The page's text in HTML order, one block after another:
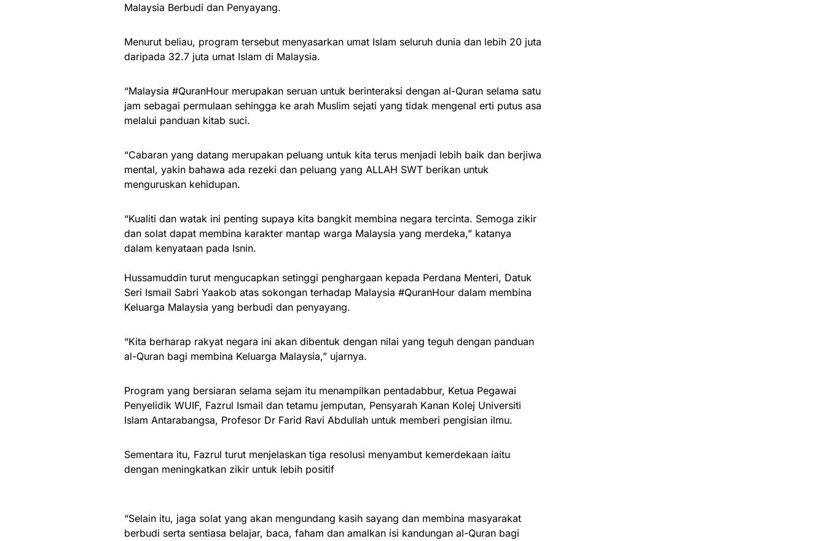
Malaysia Berbudi dan Penyayang.
Menurut beliau, program tersebut menyasarkan umat Islam seluruh dunia dan lebih 20 juta
daripada 32.7 juta umat Islam di Malaysia.
“Malaysia #QuranHour merupakan seruan untuk berinteraksi dengan al-Quran selama satu
jam sebagai permulaan sehingga ke arah Muslim sejati yang tidak mengenal erti putus asa
melalui panduan kitab suci.
“Cabaran yang datang merupakan peluang untuk kita terus menjadi lebih baik dan berjiwa
mental, yakin bahawa ada rezeki dan peluang yang ALLAH SWT berikan untuk
menguruskan kehidupan.
“Kualiti dan watak ini penting supaya kita bangkit membina negara tercinta. Semoga zikir
dan solat dapat membina karakter mantap warga Malaysia yang merdeka,” katanya
dalam kenyataan pada Isnin.
Hussamuddin turut mengucapkan setinggi penghargaan kepada Perdana Menteri, Datuk
Seri Ismail Sabri Yaakob atas sokongan terhadap Malaysia #QuranHour dalam membina
Keluarga Malaysia yang berbudi dan penyayang.
“Kita berharap rakyat negara ini akan dibentuk dengan nilai yang teguh dengan panduan
al-Quran bagi membina Keluarga Malaysia,” ujarnya.
Program yang bersiaran selama sejam itu menampilkan pentadabbur, Ketua Pegawai
Penyelidik WUIF, Fazrul Ismail dan tetamu jemputan, Pensyarah Kanan Kolej Universiti
Islam Antarabangsa, Profesor Dr Farid Ravi Abdullah untuk memberi pengisian ilmu.
Sementara itu, Fazrul turut menjelaskan tiga resolusi menyambut kemerdekaan iaitu
dengan meningkatkan zikir untuk lebih positif
“Selain itu, jaga solat yang akan mengundang kasih sayang dan membina masyarakat
berbudi serta sentiasa belajar, baca, faham dan amalkan isi kandungan al-Quran bagi